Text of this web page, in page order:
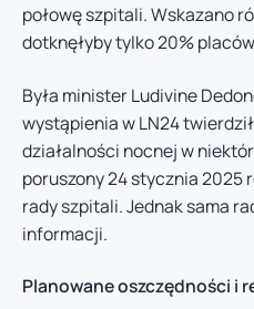
połowę szpitali. Wskazano
dotknęłyby tylko 20%
Była minister Ludivine
wystąpienia w LN24
działalności nocnej w
poruszony 24 stycznia 2025
rady szpitali. Jednak sama
informacji.
Planowane oszczędności i